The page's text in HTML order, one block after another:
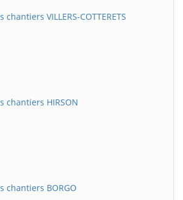
VILLERS-COTTERETS
chantiers HIRSON
chantiers BORGO